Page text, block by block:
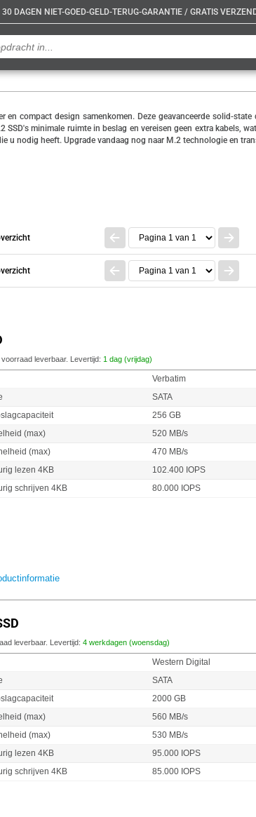
30 DAGEN NIET-GOED-GELD-TERUG-GARANTIE / GRATIS
voorraad leverbaar. Levertijd: 1 dag (vrijdag)
Verbatim
SATA
256 GB
(max)
520 MB/s
(max)
470 MB/s
lezen 4KB
102.400 IOPS
schrijven 4KB
80.000 IOPS
leverbaar. Levertijd: 4 werkdagen (woensdag)
Western Digital
SATA
2000 GB
(max)
560 MB/s
(max)
530 MB/s
lezen 4KB
95.000 IOPS
schrijven 4KB
85.000 IOPS
en compact design samenkomen. Deze geavanceerde solid-
minimale ruimte in beslag en vereisen geen extra kabels,
nodig heeft. Upgrade vandaag nog naar M.2 technologie en